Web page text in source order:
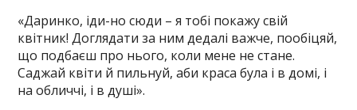
«Даринко, іди-но сюди – я тобі покажу свій
квітник! Доглядати за ним дедалі важче, пообіцяй,
що подбаєш про нього, коли мене не стане.
Саджай квіти й пильнуй, аби краса була і в домі, і
на обличчі, і в душі».